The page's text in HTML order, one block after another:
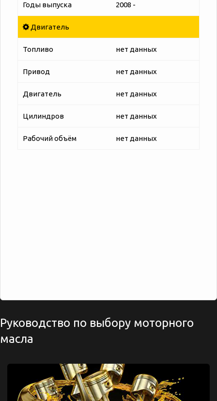
Годы выпуска 2008 -
Двигатель
Топливо нет данных
Привод нет данных
Двигатель нет данных
Цилиндров нет данных
Рабочий объём нет данных
Руководство по выбору моторного
масла